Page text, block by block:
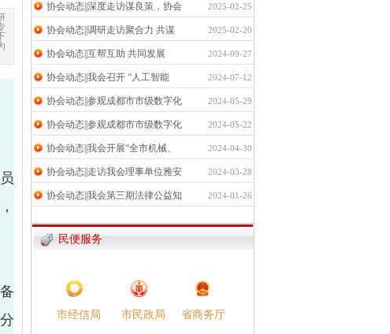
协会动态||深度走访谋良策，协会 2025-02-25
协会动态||调研走访聚合力 共谋 2025-02-20
协会动态||互帮互助 共同发展 2024-09-27
协会动态||我会召开 “人工智能 2024-07-12
协会动态||参观成都市市级数字化 2024-05-29
协会动态||参观成都市市级数字化 2024-05-22
协会动态||我会开展“全市机械、 2024-04-30
协会动态||走访我会理事单位雅安 2024-03-28
协会动态||我会第三期法律公益知 2024-01-26
民便服务
省商务厅
市经信局​ 市民政局​